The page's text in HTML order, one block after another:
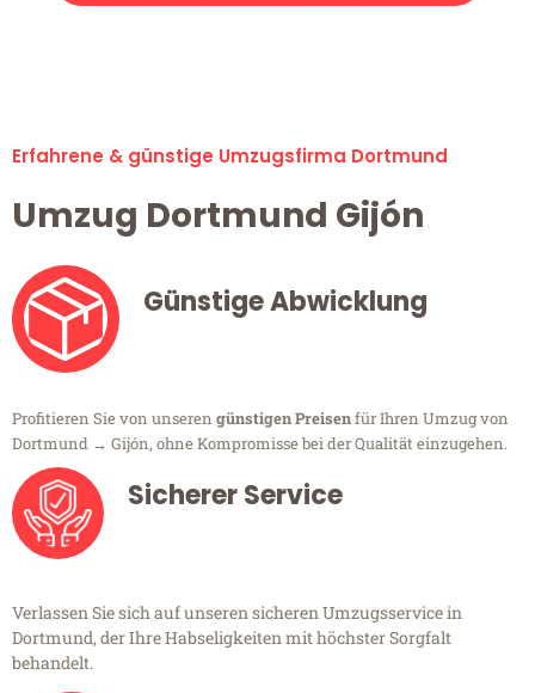
Erfahrene & günstige Umzugsfirma Dortmund
Umzug Dortmund Gijón
Günstige Abwicklung
Profitieren Sie von unseren günstigen Preisenfür Ihren Umzug von
Dortmund → Gijón, ohne Kompromisse bei der Qualität einzugehen.
Sicherer Service
Verlassen Sie sich auf unseren sicheren Umzugsservice in
Dortmund, der Ihre Habseligkeiten mit höchster Sorgfalt
behandelt.